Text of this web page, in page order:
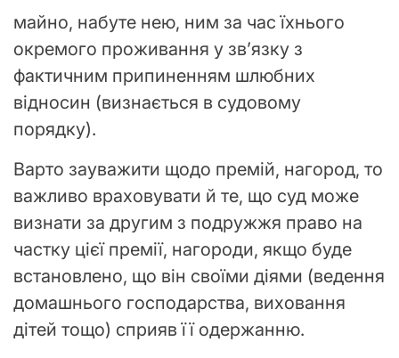
майно, набуте нею, ним за час їхнього
окремого проживання у зв’язку з
фактичним припиненням шлюбних
відносин (визнається в судовому
порядку).
Варто зауважити щодо премій, нагород, то
важливо враховувати й те, що суд може
визнати за другим з подружжя право на
частку цієї премії, нагороди, якщо буде
встановлено, що він своїми діями (ведення
домашнього господарства, виховання
дітей тощо) сприяв її одержанню.